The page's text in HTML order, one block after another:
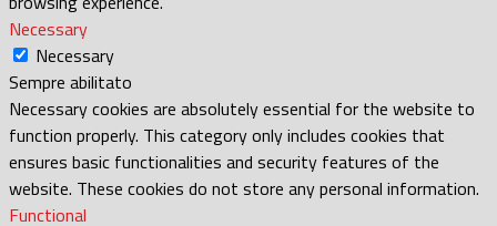
Necessary
Necessary
Sempre abilitato
Necessary cookies are absolutely essential for the website to
function properly. This category only includes cookies that
ensures basic functionalities and security features of the
website. These cookies do not store any personal information.
Functional